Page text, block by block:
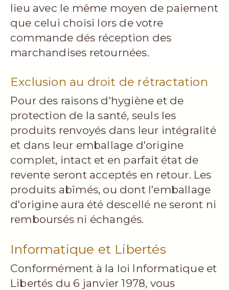
lieu avec le même moyen de paiement
que celui choisi lors de votre
commande dés réception des
marchandises retournées.
Exclusion au droit de rétractation
Pour des raisons d'hygiène et de
protection de la santé, seuls les
produits renvoyés dans leur intégralité
et dans leur emballage d'origine
complet, intact et en parfait état de
revente seront acceptés en retour. Les
produits abîmés, ou dont l'emballage
d'origine aura été descellé ne seront ni
remboursés ni échangés.
Informatique et Libertés
Conformément à la loi Informatique et
Libertés du 6 janvier 1978, vous